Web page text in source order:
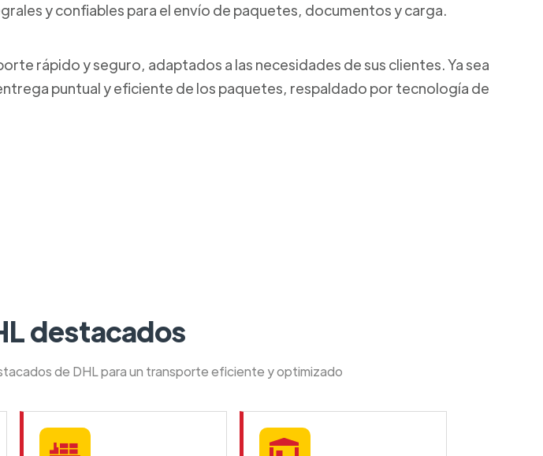
y confiables para el envío de paquetes, documentos y carga.
rápido y seguro, adaptados a las necesidades de sus clientes. Ya sea
puntual y eficiente de los paquetes, respaldado por tecnología de
destacados
de DHL para un transporte eficiente y optimizado